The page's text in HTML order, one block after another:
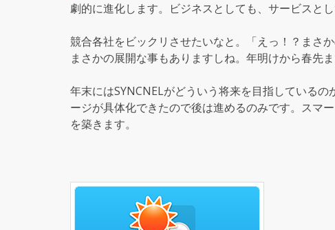
劇的に進化します。ビジネスとしても、サービスとし
競合各社をビックリさせたいなと。「えっ！？まさ
まさかの展開な事もありますしね。年明けから春先
年末にはSYNCNELがどういう将来を目指している
ージが具体化できたので後は進めるのみです。スマ
を築きます。